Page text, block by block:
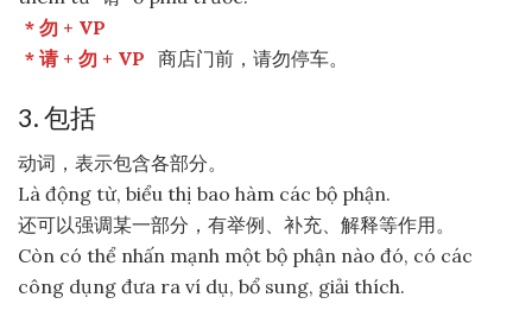
* 勿 + VP
* 请 + 勿 + VP 商店门前，请勿停车。
3. 包括
动词，表示包含各部分。
Là động từ, biểu thị bao hàm các bộ phận.
还可以强调某一部分，有举例、补充、解释等作用。
Còn có thể nhấn mạnh một bộ phận nào đó, có các
công dụng đưa ra ví dụ, bổ sung, giải thích.